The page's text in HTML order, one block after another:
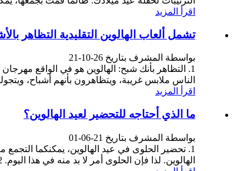
اقرأ المزيد
تشمل ألعاب الهالوين التقليدية التظاهر
بواسطة المشرف بتاريخ 26-10-21
1. التظاهر بأنك شبح: الهالوين هو في الواقع
الناس ملابس غريبة، ويتظاهرون بأنهم أشباح،
اقرأ المزيد
ما الذي أحتاجه للتحضير لعيد الهالوين؟
بواسطة المشرف بتاريخ 21-06-01
1. تحضير الحلوى في عيد الهالوين، يمكنكما
الهالوين. لذا فإن الحلوى أمر لا بد منه في هذا اليوم. 2. تحضير الأزياء السحرية الأزياء السحرية ...